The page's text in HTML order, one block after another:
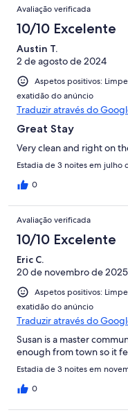
Avaliação verificada
10/10 Excelente
Austin T.
2 de agosto de 2024
Aspetos positivos:
exatidão do anúncio
Traduzir através do
Great Stay
Very clean and right on
Estadia de 3 noites em julho
0
Avaliação verificada
10/10 Excelente
Eric C.
20 de novembro de 2025
Aspetos positivos:
exatidão do anúncio
Traduzir através do
Susan is a master
enough from town so it
Estadia de 3 noites em
0